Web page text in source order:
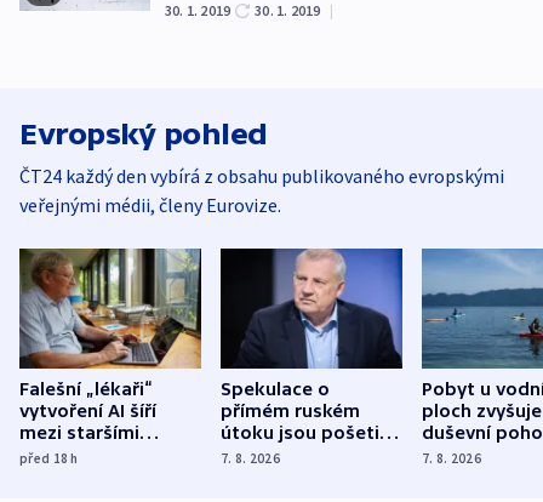
30. 1. 2019 30. 1. 2019 |
Evropský pohled
ČT24 každý den vybírá z obsahu publikovaného evropskými
veřejnými médii, členy Eurovize.
Falešní „lékaři“
vytvoření AI šíří
mezi staršími
Poláky nebezpečné
před 18h
Spekulace o
přímém ruském
útoku jsou pošetilé,
míní estonský
7. 8. 2026
Pobyt u
ploch zvyšuje
duševní
ukázala
7. 8. 2026